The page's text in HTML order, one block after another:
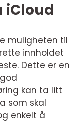
iCloud
muligheten til
innholdet
Dette er en
kan ta litt
som skal
enkelt å